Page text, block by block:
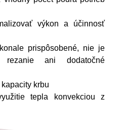
výkon a účinnosť
prispôsobené, nie je
rezanie ani dodatočné
krbu
tepla konvekciou z